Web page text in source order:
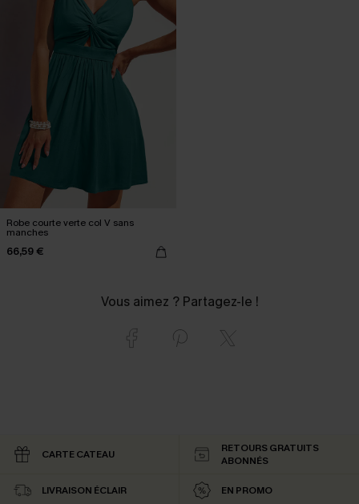
Robe courte verte col V sans
manches
66,59 €
Vous aimez ? Partagez-le !
CARTE CATEAU
RETOURS GRATUITS
ABONNÉS
LIVRAISON ÉCLAIR EN PROMO